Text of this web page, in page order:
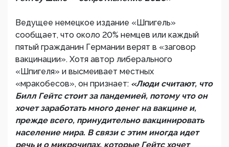
Ведущее немецкое издание «Шпигель»
сообщает, что около 20% немцев или каждый
пятый гражданин Германии верят в «заговор
вакцинации». Хотя автор либерального
«Шпигеля» и высмеивает местных
«мракобесов», он признает: «Люди считают, что
Билл Гейтс стоит за пандемией, потому что он
хочет заработать много денег на вакцине и,
прежде всего, принудительно вакцинировать
население мира. В связи с этим иногда идет
речь и о микрочипах, которые Гейтс хочет